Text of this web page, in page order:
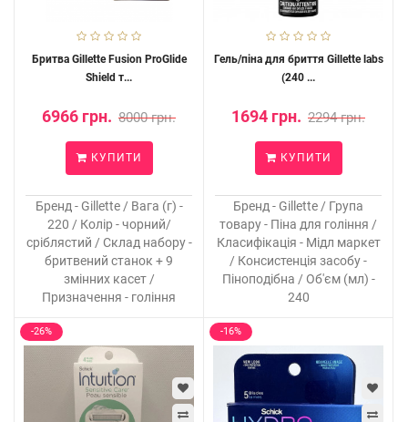
Бритва Gillette Fusion ProGlide
Shield т...
6966 грн. 8000 грн.
КУПИТИ
Бренд - Gillette / Вага (г) -
220 / Колір - чорний/
сріблястий / Склад набору -
бритвений станок + 9
змінних касет /
Призначення - гоління
Гель/піна для бриття Gillette labs
(240 ...
1694 грн. 2294 грн.
КУПИТИ
Бренд - Gillette / Група
товару - Піна для гоління /
Класифікація - Мідл маркет
/ Консистенція засобу -
Піноподібна / Об'єм (мл) -
240
-26% -16%